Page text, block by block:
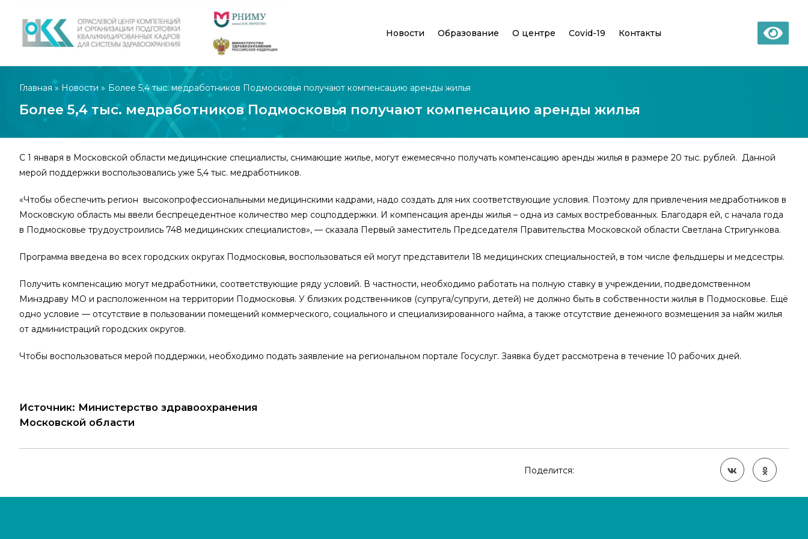
Новости Образование О центре Covid-19 Контакты
Главная » Новости » Более 5,4 тыс. медработников Подмосковья получают компенсацию аренды жилья
Более 5,4 тыс. медработников Подмосковья получают компенсацию аренды жилья
С 1 января в Московской области медицинские специалисты, снимающие жилье, могут ежемесячно получать компенсацию аренды жилья в размере 20 тыс. рублей. Данной
мерой поддержки воспользовались уже 5,4 тыс. медработников.
«Чтобы обеспечить регион высокопрофессиональными медицинскими кадрами, надо создать для них соответствующие условия. Поэтому для привлечения медработников в
Московскую область мы ввели беспрецедентное количество мер соцподдержки. И компенсация аренды жилья – одна из самых востребованных. Благодаря ей, с начала года
в Подмосковье трудоустроились 748 медицинских специалистов», — сказала Первый заместитель Председателя Правительства Московской области Светлана Стригункова.
Программа введена во всех городских округах Подмосковья, воспользоваться ей могут представители 18 медицинских специальностей, в том числе фельдшеры и медсестры.
Получить компенсацию могут медработники, соответствующие ряду условий. В частности, необходимо работать на полную ставку в учреждении, подведомственном
Минздраву МО и расположенном на территории Подмосковья. У близких родственников (супруга/супруги, детей) не должно быть в собственности жилья в Подмосковье. Ещё
одно условие — отсутствие в пользовании помещений коммерческого, социального и специализированного найма, а также отсутствие денежного возмещения за найм жилья
от администраций городских округов.
Чтобы воспользоваться мерой поддержки, необходимо подать заявление на региональном портале Госуслуг. Заявка будет рассмотрена в течение 10 рабочих дней.
Источник: Министерство здравоохранения
Московской области
Поделится: